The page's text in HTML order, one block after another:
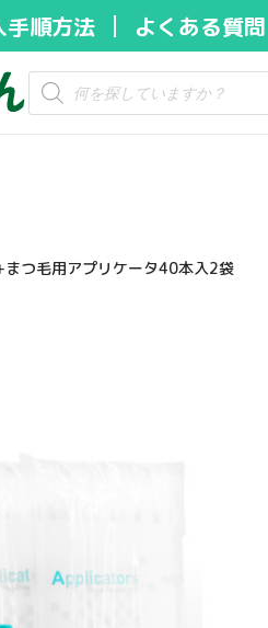
手順方法 よくある質問
つ毛用アプリケータ40本入2袋